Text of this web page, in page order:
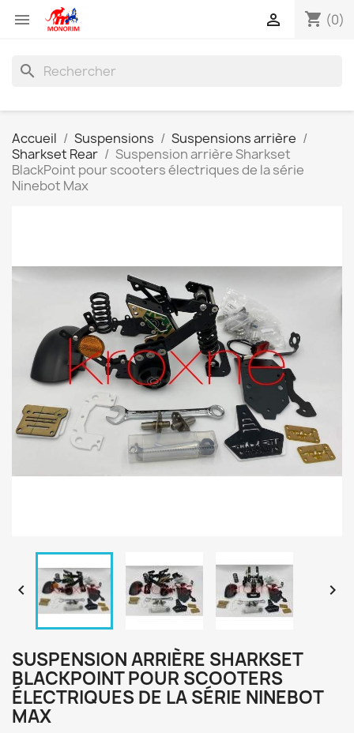
 shopping_cart (0)

search
Accueil Suspensions
Suspensions arrière
Sharkset Rear
Suspension arrière Sharkset
BlackPoint pour scooters électriques de la série
Ninebot Max
 
SUSPENSION ARRIÈRE SHARKSET
BLACKPOINT POUR SCOOTERS
ÉLECTRIQUES DE LA SÉRIE NINEBOT
MAX